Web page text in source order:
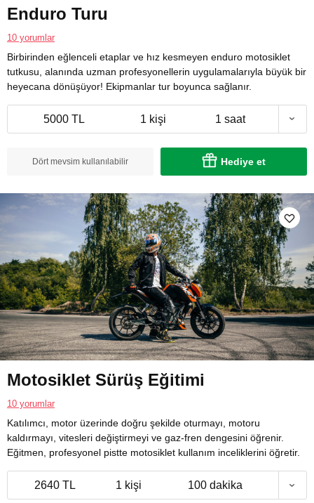
Enduro Turu
10 yorumlar
Birbirinden eğlenceli etaplar ve hız kesmeyen enduro motosiklet
tutkusu, alanında uzman profesyonellerin uygulamalarıyla büyük bir
heyecana dönüşüyor! Ekipmanlar tur boyunca sağlanır.
5000 TL 1 kişi 1 saat
Dört mevsim kullanılabilir Hediye et
Motosiklet Sürüş Eğitimi
10 yorumlar
Katılımcı, motor üzerinde doğru şekilde oturmayı, motoru
kaldırmayı, vitesleri değiştirmeyi ve gaz-fren dengesini öğrenir.
Eğitmen, profesyonel pistte motosiklet kullanım inceliklerini öğretir.
2640 TL 1 kişi 100 dakika